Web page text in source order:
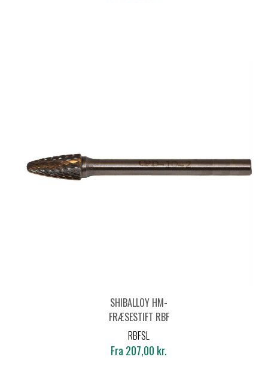
SHIBALLOY HM-
FRÆSESTIFT RBF
PROJEKTILFORM -
STANDARD LANG
RBFSL
Fra 207,00 kr.